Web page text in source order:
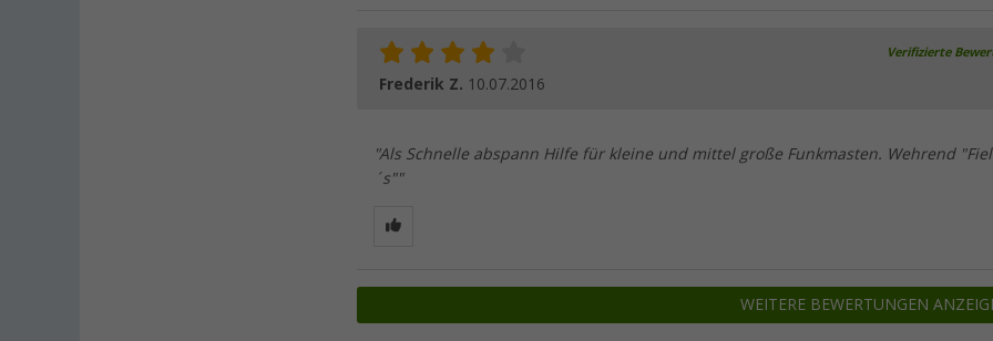
Verifizierte
Frederik Z. 10.07.2016
"Als Schnelle abspann Hilfe für kleine und mittel große Funkmasten. Wehrend
´s""
WEITERE BEWERTUNGEN